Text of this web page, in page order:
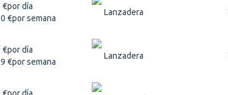
€por día
€por semana
Lanzadera
€por día
€por semana
Lanzadera